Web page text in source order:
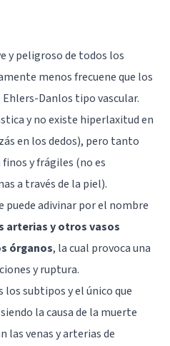
y peligroso de todos los
menos frecuene que los
Danlos tipo vascular.
y no existe hiperlaxitud en
en los dedos), pero tanto
y frágiles (no es
a través de la piel).
puede adivinar por el nombre
arterias y otros vasos
órganos, la cual provoca una
y ruptura.
subtipos y el único que
la causa de la muerte
las venas y arterias de